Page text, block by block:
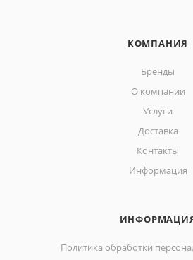
КОМПАНИЯ
Бренды
О компании
Услуги
Доставка
Контакты
Информация
Политика обработки